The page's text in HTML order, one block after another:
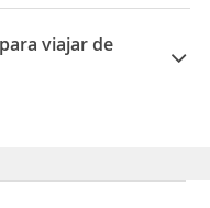
y Roma es
viajar de